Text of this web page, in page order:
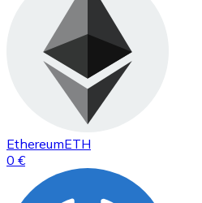
EthereumETH
0 €